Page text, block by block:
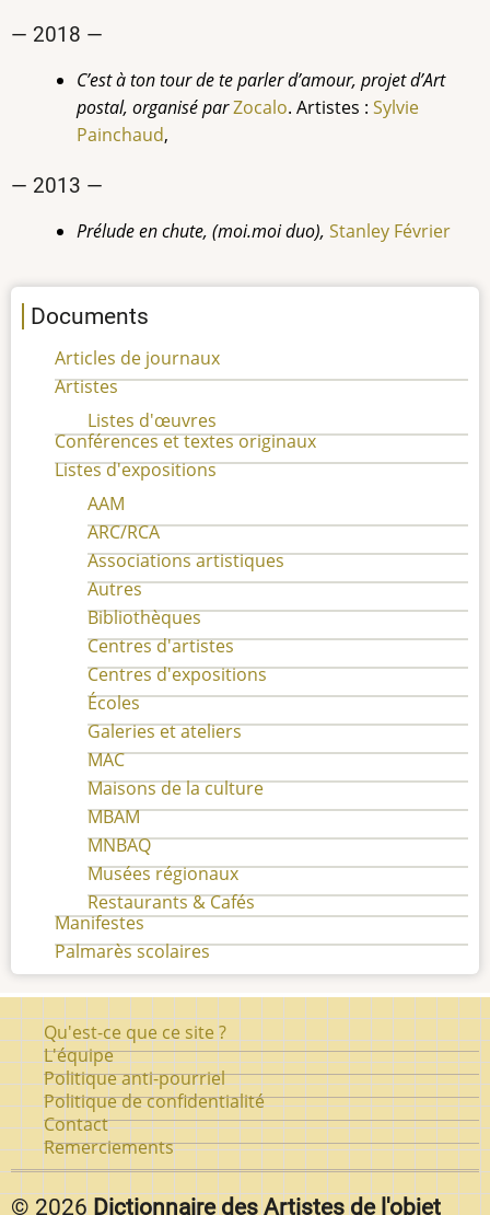
— 2018 —
C’est à ton tour de te parler d’amour, projet d’Art
postal, organisé parZocalo. Artistes : Sylvie
Painchaud,
— 2013 —
Prélude en chute, (moi.moi duo), Stanley Février
Documents
Articles de journaux
Artistes
Listes d'œuvres
Conférences et textes originaux
Listes d'expositions
AAM
ARC/RCA
Associations artistiques
Autres
Bibliothèques
Centres d'artistes
Centres d'expositions
Écoles
Galeries et ateliers
MAC
Maisons de la culture
MBAM
MNBAQ
Musées régionaux
Restaurants & Cafés
Manifestes
Palmarès scolaires
Pied
de
page
Qu'est-ce que ce site ?
L'équipe
Politique anti-pourriel
Politique de confidentialité
Contact
Remerciements
© 2026 Dictionnaire des Artistes de l'objet